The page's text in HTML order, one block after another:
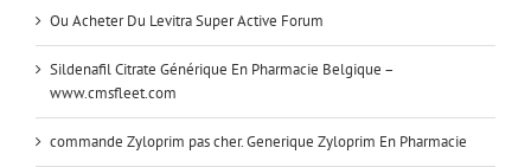
Ou Acheter Du Levitra Super Active Forum
Sildenafil Citrate Générique En Pharmacie Belgique –
www.cmsfleet.com
commande Zyloprim pas cher. Generique Zyloprim En Pharmacie